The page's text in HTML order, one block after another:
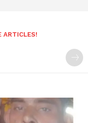
ARTICLES!